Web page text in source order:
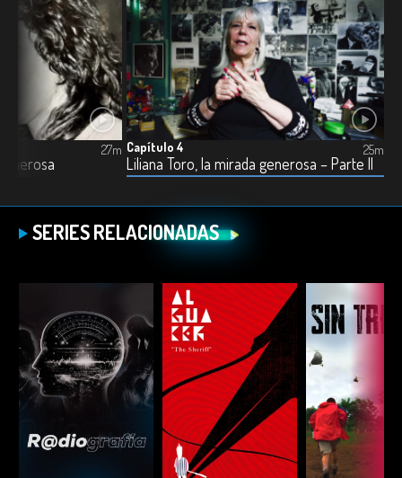
27m Capítulo 4
Liliana Toro, la mirada generosa – Parte II
25m
SERIES RELACIONADAS
ESCUCHAR